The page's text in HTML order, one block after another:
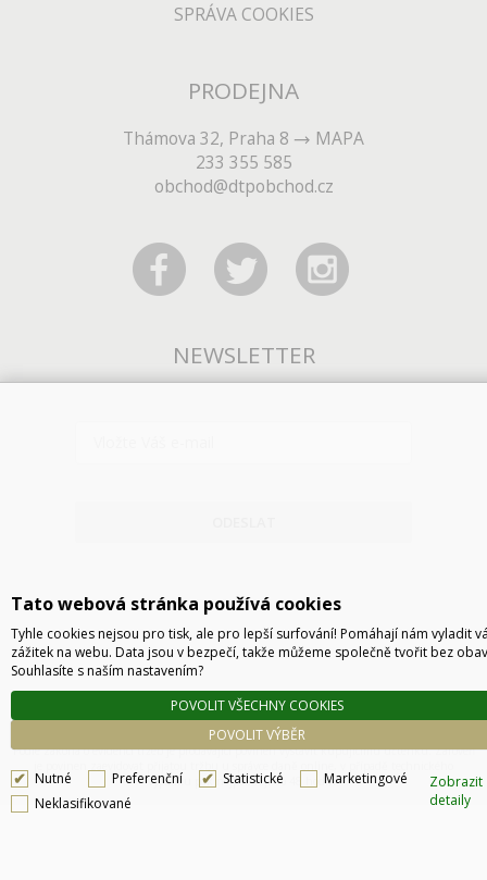
SPRÁVA COOKIES
PRODEJNA
Thámova 32, Praha 8
MAPA
233 355 585
obchod@dtpobchod.cz
NEWSLETTER
Technické řešení © 2026 CyberSoft s.r.o.
Podle zákona o evidenci tržeb je prodávající povinen vystavit kupujícímu účtenku. Zároveň
výpadku pak nejpozději do 48 hodin.
Tato webová stránka používá cookies
Tyhle cookies nejsou pro tisk, ale pro lepší surfování! Pomáhají nám vyladit
zážitek na webu. Data jsou v bezpečí, takže můžeme společně tvořit bez
Souhlasíte s naším nastavením?
POVOLIT VÝBĚR
POVOLIT VŠECHNY COOKIES
Nutné Preferenční Statistické
Marketingové
Neklasifikované
Zobrazit
detaily